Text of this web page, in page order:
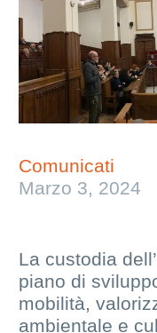
Comunicati
Marzo 3, 2024
La custodia
piano di
mobilità,
ambientale e